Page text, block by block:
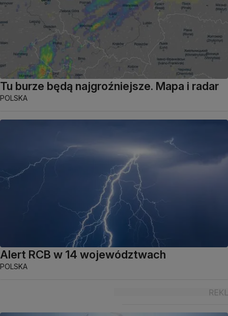
Tu burze będą najgroźniejsze. Mapa i radar
POLSKA
Alert RCB w 14 województwach
POLSKA